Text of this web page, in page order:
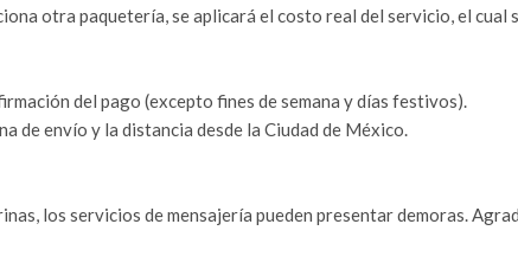
otra paquetería, se aplicará el costo real del servicio, el cual
del pago (excepto fines de semana y días festivos).
de envío y la distancia desde la Ciudad de México.
los servicios de mensajería pueden presentar demoras.